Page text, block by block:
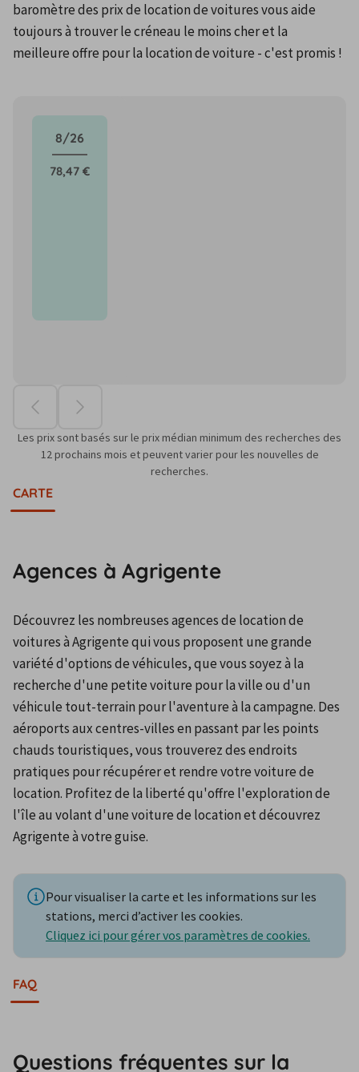
baromètre des prix de location de voitures vous aide
toujours à trouver le créneau le moins cher et la
meilleure offre pour la location de voiture - c'est promis !
8/26
78,47 €
Les prix sont basés sur le prix médian minimum des recherches des
12 prochains mois et peuvent varier pour les nouvelles de
recherches.
CARTE
Agences à Agrigente
Découvrez les nombreuses agences de location de
voitures à Agrigente qui vous proposent une grande
variété d'options de véhicules, que vous soyez à la
recherche d'une petite voiture pour la ville ou d'un
véhicule tout-terrain pour l'aventure à la campagne. Des
aéroports aux centres-villes en passant par les points
chauds touristiques, vous trouverez des endroits
pratiques pour récupérer et rendre votre voiture de
location. Profitez de la liberté qu'offre l'exploration de
l'île au volant d'une voiture de location et découvrez
Agrigente à votre guise.
Pour visualiser la carte et les informations sur les
stations, merci d’activer les cookies.
Cliquez ici pour gérer vos paramètres de cookies.
FAQ
Questions fréquentes sur la